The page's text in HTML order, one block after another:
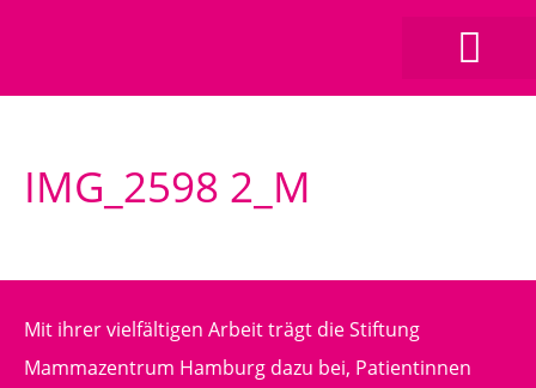
IMG_2598 2_M
Mit ihrer vielfältigen Arbeit trägt die Stiftung
Mammazentrum Hamburg dazu bei, Patientinnen